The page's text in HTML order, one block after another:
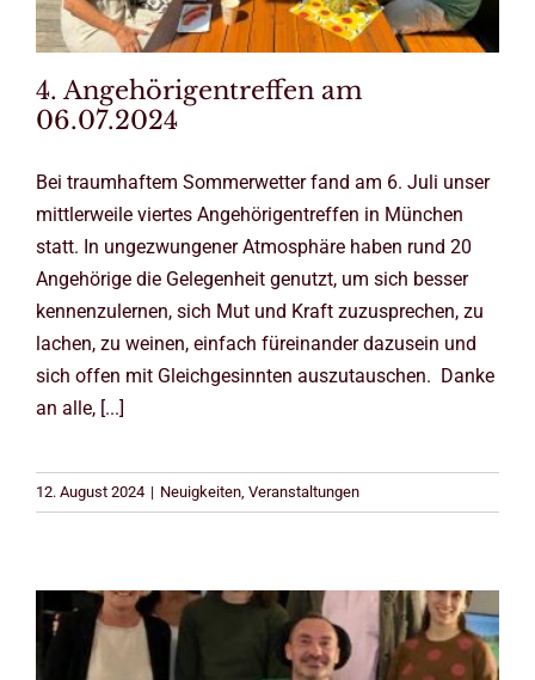
4. Angehörigentreffen am
06.07.2024
Bei traumhaftem Sommerwetter fand am 6. Juli unser
mittlerweile viertes Angehörigentreffen in München
statt. In ungezwungener Atmosphäre haben rund 20
Angehörige die Gelegenheit genutzt, um sich besser
kennenzulernen, sich Mut und Kraft zuzusprechen, zu
lachen, zu weinen, einfach füreinander dazusein und
sich offen mit Gleichgesinnten auszutauschen. Danke
an alle, [...]
12. August 2024 | Neuigkeiten, Veranstaltungen